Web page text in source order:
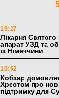
19:27
Лікарня
апарат УЗД та
із Німеччини
10:52
Кобзар
Хрестом про
підтримку для